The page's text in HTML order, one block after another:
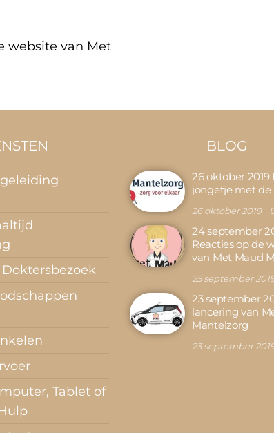
website van Met
Tablet of
BLOG
26 oktober 2019
jongetje met de
26 oktober 2019
24 september
Reacties op de
van Met Maud
25 september
23 september
lancering van
Mantelzorg
23 september